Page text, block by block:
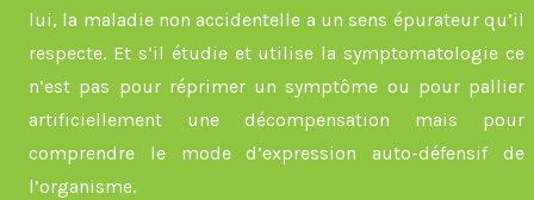
lui, la maladie non accidentelle a un sens épurateur qu’il
respecte. Et s’il étudie et utilise la symptomatologie ce
n’est pas pour réprimer un symptôme ou pour pallier
artificiellement une décompensation mais pour
comprendre le mode d’expression auto-défensif de
l’organisme.